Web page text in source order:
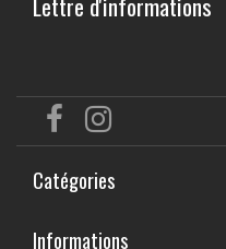
Catégories
Informations